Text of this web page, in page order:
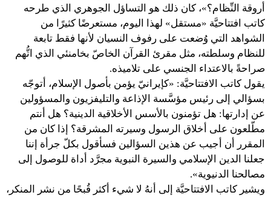
أروقة النِّظام؟»، كان ذلك هو التساؤل الجوهري الذي طرحه
كاتب افتتاحيَّة «مستقل» لهذا اليوم، مستعرضًا كثيرًا من
الشواهد التي وُضعت على رفوف النسيان لأنها فقط تابعة
للنظام وسلطته، مثل مقرئ القرآن الخاصّ بخامنئي الذي اتُّهم
صراحةً بالاعتداء الجنسي على تلاميذه.
يقول كاتب الافتتاحيَّة: «كإيرانيّ يؤمن بأصول الإسلام، أتوجّه
بسؤالي إلى رئيس مؤسَّسة الإذاعة والتليفزيون والمسؤولين
عن إدارتها: هل تؤمنون بالأسس الأخلاقية الدينية؟ هل أنتم
مطّلعون على أخلاق الرسول وسيرته المشرقة؟ إذا كان من
المقرر أن أجيب عن هذين السؤالين فسأقول بكلّ جرأة إننا
جعلنا الدين الإسلامي والسيرة النبوية مجرَّد أداة للوصول إلى
مصالحنا الدنيوية».
ويشير كاتب الافتتاحيَّة إلى أنهُ لا شيء أكثر قُبحًا من نشر المنكر،